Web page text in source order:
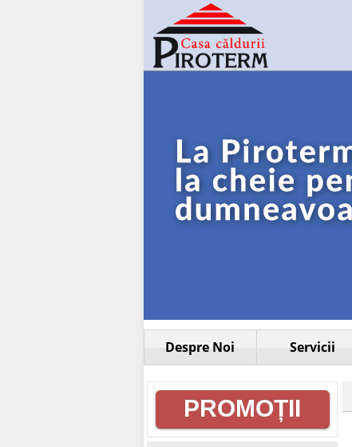
Despre Noi Servicii
Informații
generale
PROMOȚII